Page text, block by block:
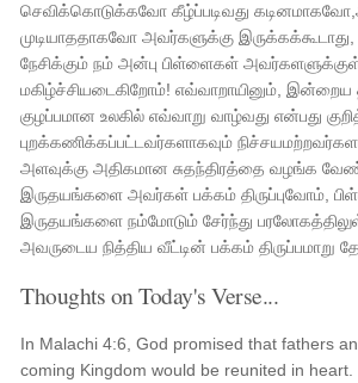
செவிக்கொடுக்கவோ கீழ்ப்படிவது
முடியாததாகவோ அவர்களுக்கு
நேசிக்கும் நம் அன்பு பிள்ளைகள்
மகிழ்ச்சியடைகிறோம்! எவ்வாறாயினும்,
குழப்பமான உலகில் எவ்வாறு வாழ்வது என்பது
புறக்கணிக்கப்பட்டவர்களாகவும்
அளவுக்கு அதிகமான சுதந்திரத்தை வழங்க
இருதயங்களை அவர்கள் பக்கம் திருப்புவோம்,
இருதயங்களை நம்மோடும் சேர்ந்து
அவருடைய நித்திய வீட்டின் பக்கம் திருப்பமாறு
Thoughts on Today's Verse...
In Malachi 4:6, God promised that fathers
coming Kingdom would be reunited in